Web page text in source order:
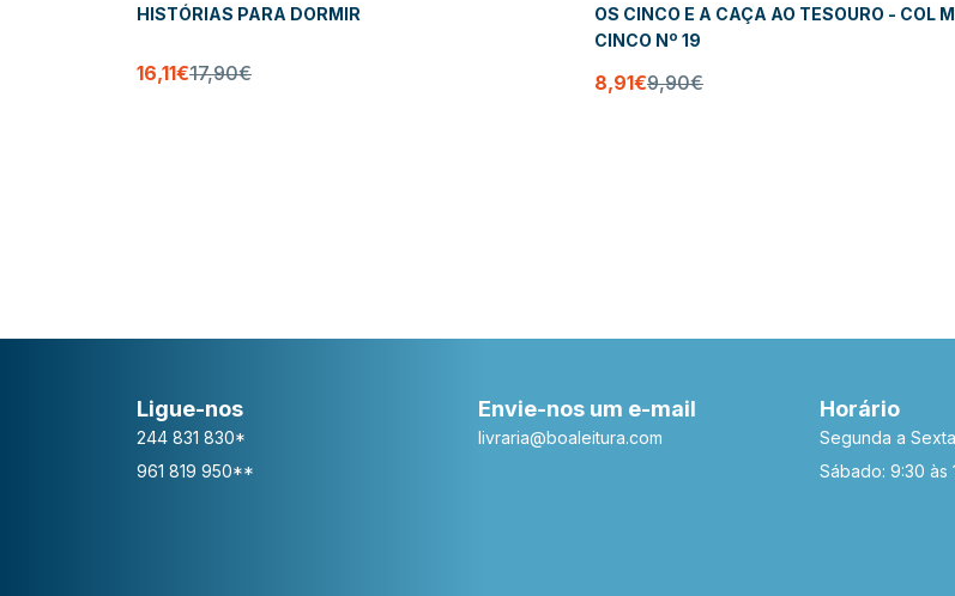
HISTÓRIAS PARA DORMIR
16,11€17,90€
OS CINCO E A CAÇA AO TESOURO - COL
CINCO Nº 19
8,91€9,90€
Ligue-nos
244 831 830*
961 819 950**
Envie-nos um e-mail
livraria@boaleitura.com
Horário
Segunda a
Sábado: 9:30 às